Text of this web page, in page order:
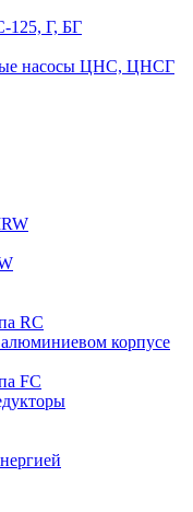
Г, БГ
насосы ЦНС, ЦНСГ
RC
корпусе
FC